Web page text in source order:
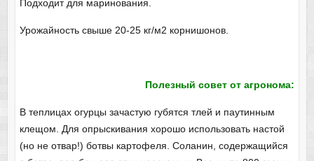
Подходит для маринования.
Урожайность свыше 20-25 кг/м2 корнишонов.
Полезный совет от агронома:
В теплицах огурцы зачастую губятся тлей и паутинным
клещом. Для опрыскивания хорошо использовать настой
(но не отвар!) ботвы картофеля. Соланин, содержащийся